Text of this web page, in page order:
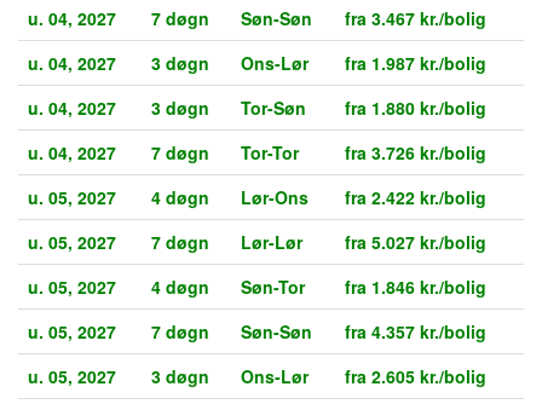
u. 04, 2027
7 døgn Søn-Søn
fra 3.467 kr./bolig
u. 04, 2027
3 døgn Ons-Lør
fra 1.987 kr./bolig
u. 04, 2027
3 døgn Tor-Søn
fra 1.880 kr./bolig
u. 04, 2027
7 døgn Tor-Tor
fra 3.726 kr./bolig
u. 05, 2027
4 døgn Lør-Ons
fra 2.422 kr./bolig
u. 05, 2027
7 døgn Lør-Lør
fra 5.027 kr./bolig
u. 05, 2027
4 døgn Søn-Tor
fra 1.846 kr./bolig
u. 05, 2027
7 døgn Søn-Søn
fra 4.357 kr./bolig
u. 05, 2027
3 døgn Ons-Lør
fra 2.605 kr./bolig